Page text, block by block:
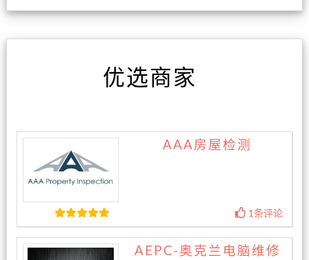
优选商家
AAA房屋检测
1条评论
AEPC-奥克兰电脑维修